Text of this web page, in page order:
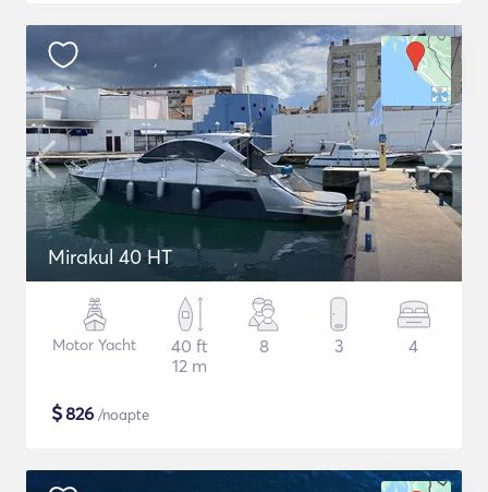
Mirakul 40 HT
Motor Yacht
40 ft
12 m
8 3 4
$826 /noapte